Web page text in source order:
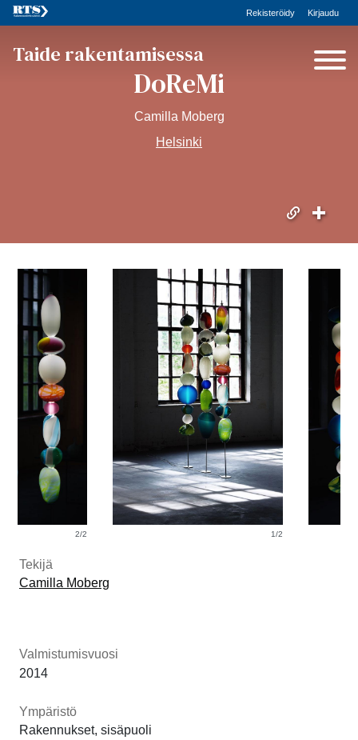
Rekisteröidy Kirjaudu
Taide rakentamisessa
DoReMi
Camilla Moberg
Helsinki
Tekijä
Camilla Moberg
Valmistumisvuosi
2014
Ympäristö
Rakennukset, sisäpuoli